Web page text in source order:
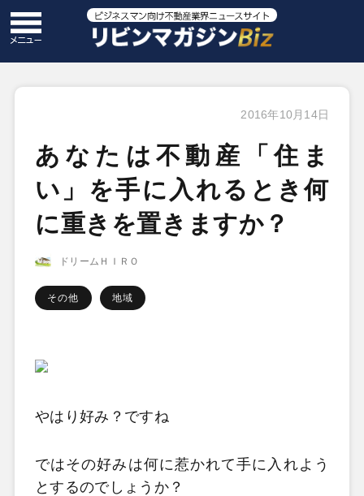
2016年10月14日
あなたは不動産「住ま
い」を手に入れるとき何
に重きを置きますか？
ドリームＨＩＲＯ
その他 地域
やはり好み？ですね
ではその好みは何に惹かれて手に入れよう
とするのでしょうか？